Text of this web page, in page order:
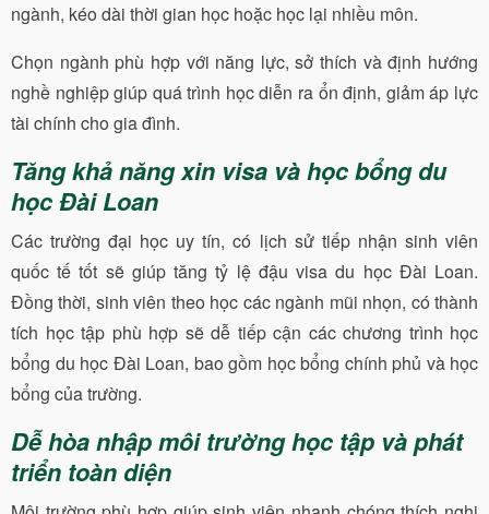
ngành, kéo dài thời gian học hoặc học lại nhiều môn.
Chọn ngành phù hợp với năng lực, sở thích và định hướng
nghề nghiệp giúp quá trình học diễn ra ổn định, giảm áp lực
tài chính cho gia đình.
Tăng khả năng xin visa và học bổng du
học Đài Loan
Các trường đại học uy tín, có lịch sử tiếp nhận sinh viên
quốc tế tốt sẽ giúp tăng tỷ lệ đậu visa du học Đài Loan.
Đồng thời, sinh viên theo học các ngành mũi nhọn, có thành
tích học tập phù hợp sẽ dễ tiếp cận các chương trình học
bổng du học Đài Loan, bao gồm học bổng chính phủ và học
bổng của trường.
Dễ hòa nhập môi trường học tập và phát
triển toàn diện